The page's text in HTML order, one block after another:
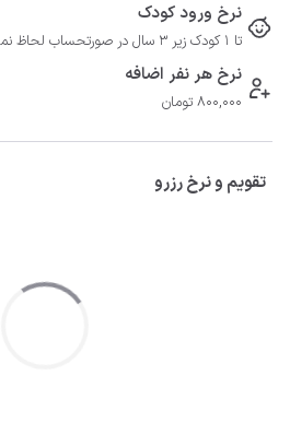
نرخ ورود کودک
تا 1 کودک زیر 3 سال در صورتحساب لحاظ نمی گردد
نرخ هر نفر اضافه
800,000 تومان
تقویم و نرخ رزرو